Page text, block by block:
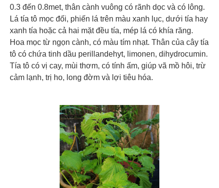
0.3 đến 0.8met, thân cành vuông có rãnh dọc và có lông.
Lá tía tô mọc đối, phiến lá trên màu xanh lục, dưới tía hay
xanh tía hoặc cả hai mặt đều tía, mép lá có khía răng.
Hoa mọc từ ngọn cành, có màu tím nhạt. Thân của cây tía
tô có chứa tinh dầu perillandehyt, limonen, dihydrocumin.
Tía tô có vị cay, mùi thơm, có tính ấm, giúp vã mồ hôi, trừ
cảm lạnh, trị ho, long đờm và lợi tiêu hóa.